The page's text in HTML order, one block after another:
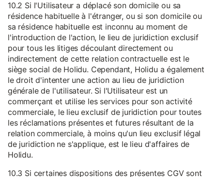
10.2 Si l'Utilisateur a déplacé son domicile ou sa
résidence habituelle à l'étranger, ou si son domicile ou
sa résidence habituelle est inconnu au moment de
l'introduction de l'action, le lieu de juridiction exclusif
pour tous les litiges découlant directement ou
indirectement de cette relation contractuelle est le
siège social de Holidu. Cependant, Holidu a également
le droit d'intenter une action au lieu de juridiction
générale de l'utilisateur. Si l'Utilisateur est un
commerçant et utilise les services pour son activité
commerciale, le lieu exclusif de juridiction pour toutes
les réclamations présentes et futures résultant de la
relation commerciale, à moins qu'un lieu exclusif légal
de juridiction ne s'applique, est le lieu d'affaires de
Holidu.
10.3 Si certaines dispositions des présentes CGV sont